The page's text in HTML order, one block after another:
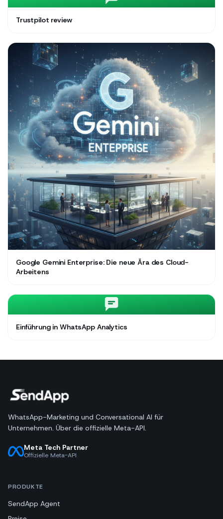
Trustpilot review
Google Gemini Enterprise: Die neue Ära des Cloud-
Arbeitens
Einführung in WhatsApp Analytics
WhatsApp-Marketing und Conversational AI für
Unternehmen. Über die offizielle Meta-API.
Meta Tech Partner
Offizielle Meta-API
PRODUKTE
SendApp Agent